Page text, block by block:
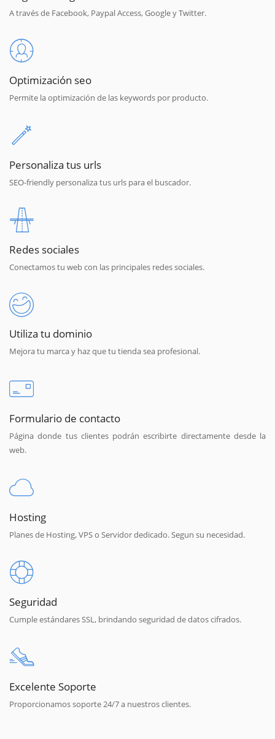
A través de Facebook, Paypal Access, Google y Twitter.
Optimización seo
Permite la optimización de las keywords por producto.
Personaliza tus urls
SEO-friendly personaliza tus urls para el buscador.
Redes sociales
Conectamos tu web con las principales redes sociales.
Utiliza tu dominio
Mejora tu marca y haz que tu tienda sea profesional.
Formulario de contacto
Página donde tus clientes podrán escribirte directamente desde la
web.
Hosting
Planes de Hosting, VPS o Servidor dedicado. Segun su necesidad.
Seguridad
Cumple estándares SSL, brindando seguridad de datos cifrados.
Excelente Soporte
Proporcionamos soporte 24/7 a nuestros clientes.